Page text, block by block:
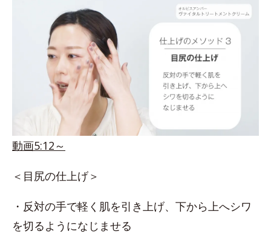
動画5:12～
＜目尻の仕上げ＞
・反対の手で軽く肌を引き上げ、下から上へシワ
を切るようになじませる